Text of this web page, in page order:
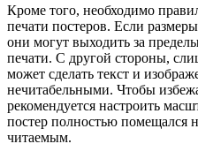
Кроме того, необходимо
печати постеров. Если
они могут выходить за
печати. С другой стороны,
может сделать текст и
нечитабельными. Чтобы
рекомендуется настроить
постер полностью помещался
читаемым.